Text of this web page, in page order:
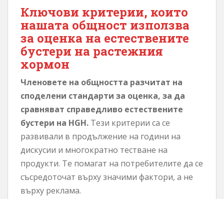
Ключови критерии, които
нашата общност използва
за оценка на естествените
бустери на растежния
хормон
Членовете на общността разчитат на
споделени стандарти за оценка, за да
сравняват справедливо естествените
бустери на HGH. Тези критерии са се
развивали в продължение на години на
дискусии и многократно тестване на
продукти. Те помагат на потребителите да се
съсредоточат върху значими фактори, а не
върху реклама.